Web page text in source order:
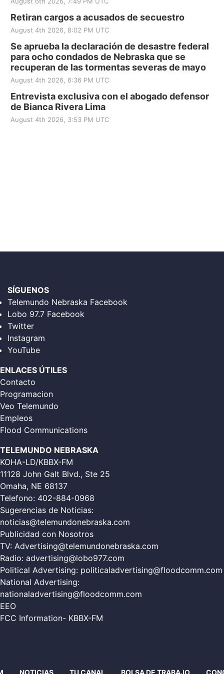
Retiran cargos a acusados de secuestro
August 4th 2026, 8:02 PM UTC
Se aprueba la declaración de desastre federal
para ocho condados de Nebraska que se
recuperan de las tormentas severas de mayo
August 4th 2026, 6:36 PM UTC
Entrevista exclusiva con el abogado defensor
de Bianca Rivera Lima
August 4th 2026, 3:53 PM UTC
SÍGUENOS
Telemundo Nebraska Facebook
Lobo 97.7 Facebook
Twitter
Instagram
YouTube
ENLACES ÚTILES
Contacto
Programacion
Veo Telemundo
Empleos
Flood Communications
TELEMUNDO NEBRASKA
KOHA-LD/KBBX-FM
11128 John Galt Blvd., Ste 25
Omaha, NE 68137
Telefono: 402-884-0968
Sugerencias de Noticias:
noticias@telemundonebraska.com
Publicidad con Nosotros
TV: Advertising@telemundonebraska.com
Radio: advertising@lobo977.com
Political Advertising: politicaladvertising@floodcomm.com
National Advertising:
nationaladvertising@floodcomm.com
EEO
FCC Information- KBBX-FM
NOTICIAS TU CANAL BOLSA DE TRABAJO